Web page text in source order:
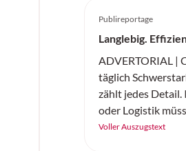
Publireportage
Langlebig.
ADVERTORIAL |
täglich
zählt jedes Detail.
oder Logistik
zuverlässig,
Voller Auszugstext